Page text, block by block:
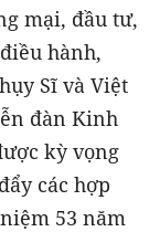
mại, đầu tư,
hành,
Sĩ và Việt
đàn Kinh
kỳ vọng
các hợp
53 năm